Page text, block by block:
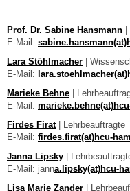
Prof. Dr. Sabine Hansmann
E-Mail:
Lara Stöhlmacher |
E-Mail:
Marieke Behne |
E-Mail:
Firdes Firat| Lehrbeauftragte
E-Mail: firdes.firat(at)hcu-
Janna Lipsky |
E-Mail: janna.lipsky(at)hcu-
Lisa Marie Zander |